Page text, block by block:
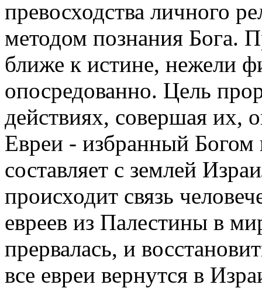
превосходства личного
методом познания Бога.
ближе к истине, нежели
опосредованно. Цель
действиях, совершая их,
Евреи - избранный
составляет с землей
происходит связь
евреев из Палестины в
прервалась, и
все евреи вернутся в